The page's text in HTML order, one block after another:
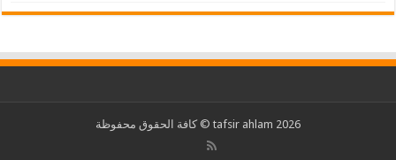
2026 tafsir ahlam © كافة الحقوق محفوظة